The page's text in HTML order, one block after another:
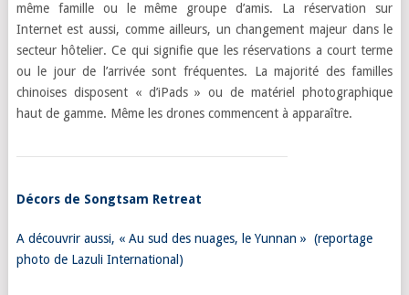
même famille ou le même groupe d’amis. La réservation sur
Internet est aussi, comme ailleurs, un changement majeur dans le
secteur hôtelier. Ce qui signifie que les réservations a court terme
ou le jour de l’arrivée sont fréquentes. La majorité des familles
chinoises disposent « d’iPads » ou de matériel photographique
haut de gamme. Même les drones commencent à apparaître.
Décors de Songtsam Retreat
A découvrir aussi, « Au sud des nuages, le Yunnan » (reportage
photo de Lazuli International)